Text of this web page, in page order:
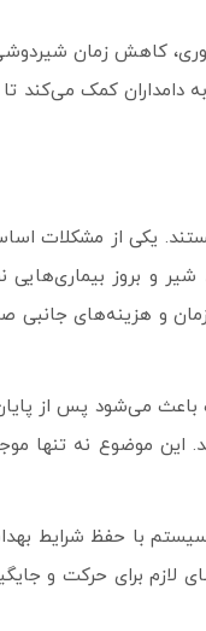
کاهش زمان
دامداران کمک می‌کند
یکی از مشکلات
و بروز بیماری‌هایی
و هزینه‌های جانبی
باعث می‌شود پس از
این موضوع نه تنها
با حفظ شرایط
برای حرکت و